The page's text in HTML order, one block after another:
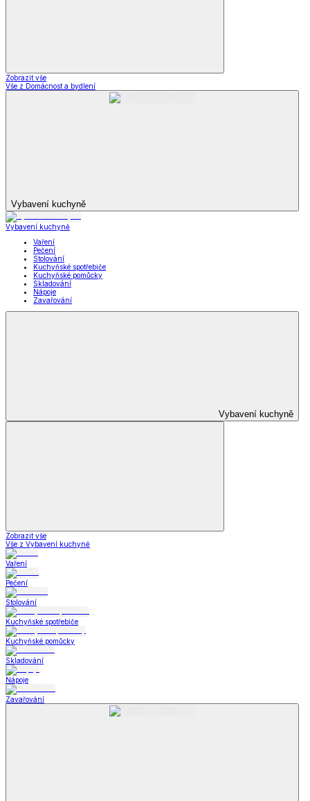
Zobrazit vše
Vše z Domácnost a bydlení
Vybavení kuchyně
Vybavení kuchyně
Vaření
Pečení
Stolování
Kuchyňské spotřebiče
Kuchyňské pomůcky
Skladování
Nápoje
Zavařování
Vybavení kuchyně
Zobrazit vše
Vše z Vybavení kuchyně
Vaření
Pečení
Stolování
Kuchyňské spotřebiče
Kuchyňské pomůcky
Skladování
Nápoje
Zavařování